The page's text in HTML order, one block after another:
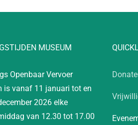
MUSEUM
Openbaar Vervoer
is vanaf 11 januari tot en
2026 elke
van 12.30 tot 17.00